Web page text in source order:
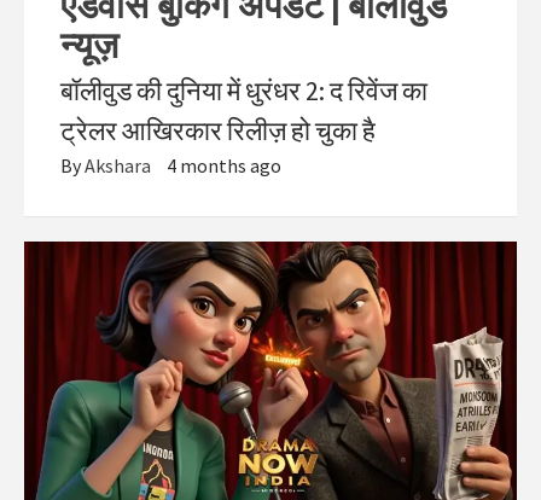
न्यूज़
बॉलीवुड की दुनिया में धुरंधर 2: द रिवेंज का
ट्रेलर आखिरकार रिलीज़ हो चुका है
ByAkshara 4 months ago